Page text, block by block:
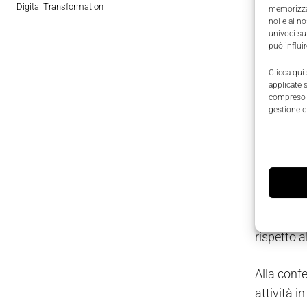
noi e ai
univoci
può
Clicca qui
applicate
gestione
Digital Transformation
Pilz
Oggi
Parma
rispetto
Alla
attività